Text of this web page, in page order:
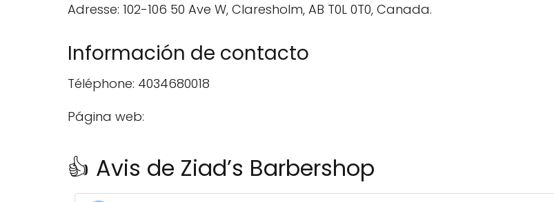
Adresse: 102-106 50 Ave W, Claresholm, AB T0L 0T0, Canada.
Información de contacto
Téléphone: 4034680018
Página web:
👍 Avis de Ziad’s Barbershop